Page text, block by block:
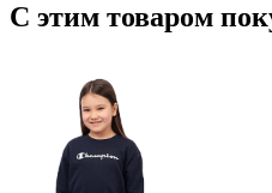
С этим товаром